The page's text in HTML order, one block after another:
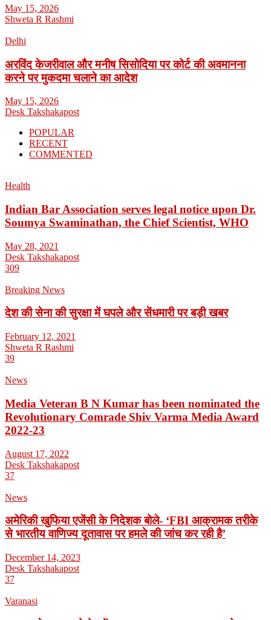
May 15, 2026
Shweta R Rashmi
Delhi
अरविंद केजरीवाल और मनीष सिसोदिया पर कोर्ट की अवमानना
करने पर मुकदमा चलाने का आदेश
May 15, 2026
Desk Takshakapost
POPULAR
RECENT
COMMENTED
Health
Indian Bar Association serves legal notice upon Dr.
Soumya Swaminathan, the Chief Scientist, WHO
May 28, 2021
Desk Takshakapost
309
Breaking News
देश की सेना की सुरक्षा में घपले और सेंधमारी पर बड़ी खबर
February 12, 2021
Shweta R Rashmi
39
News
Media Veteran B N Kumar has been nominated the
Revolutionary Comrade Shiv Varma Media Award
2022-23
August 17, 2022
Desk Takshakapost
37
News
अमेरिकी खुफिया एजेंसी के निदेशक बोले- ‘FBI आक्रामक तरीके
से भारतीय वाणिज्य दूतावास पर हमले की जांच कर रही है’
December 14, 2023
Desk Takshakapost
37
Varanasi